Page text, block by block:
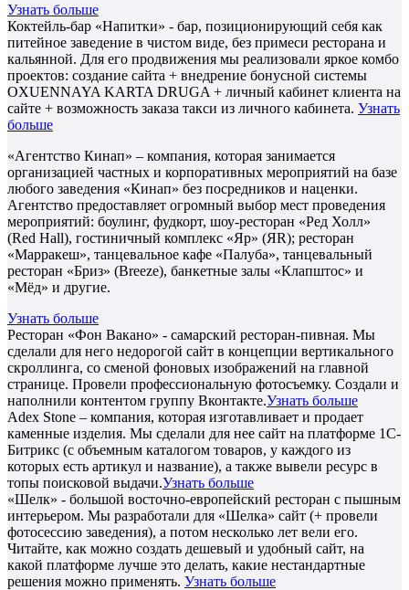
Узнать больше
Коктейль-бар «Напитки» - бар, позиционирующий себя как
питейное заведение в чистом виде, без примеси ресторана и
кальянной. Для его продвижения мы реализовали яркое комбо
проектов: создание сайта + внедрение бонусной системы
OXUENNAYA KARTA DRUGA + личный кабинет клиента на
сайте + возможность заказа такси из личного кабинета. Узнать
больше
«Агентство Кинап» – компания, которая занимается
организацией частных и корпоративных мероприятий на базе
любого заведения «Кинап» без посредников и наценки.
Агентство предоставляет огромный выбор мест проведения
мероприятий: боулинг, фудкорт, шоу-ресторан «Ред Холл»
(Red Hall), гостиничный комплекс «Яр» (ЯR); ресторан
«Марракеш», танцевальное кафе «Палуба», танцевальный
ресторан «Бриз» (Breeze), банкетные залы «Клапштос» и
«Мёд» и другие.
Узнать больше
Ресторан «Фон Вакано» - самарский ресторан-пивная. Мы
сделали для него недорогой сайт в концепции вертикального
скроллинга, со сменой фоновых изображений на главной
странице. Провели профессиональную фотосъемку. Создали и
наполнили контентом группу Вконтакте.Узнать больше
Adex Stone – компания, которая изготавливает и продает
каменные изделия. Мы сделали для нее сайт на платформе 1С-
Битрикс (с объемным каталогом товаров, у каждого из
которых есть артикул и название), а также вывели ресурс в
топы поисковой выдачи.Узнать больше
«Шелк» - большой восточно-европейский ресторан с пышным
интерьером. Мы разработали для «Шелка» сайт (+ провели
фотосессию заведения), а потом несколько лет вели его.
Читайте, как можно создать дешевый и удобный сайт, на
какой платформе лучше это делать, какие нестандартные
решения можно применять. Узнать больше